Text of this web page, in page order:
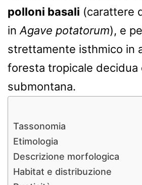
polloni basali (carattere
in Agave potatorum), e
strettamente isthmico in
foresta tropicale decidua
submontana.
Tassonomia
Etimologia
Descrizione morfologica
Habitat e distribuzione